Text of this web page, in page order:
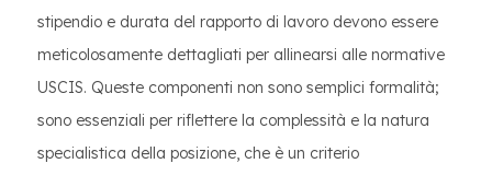
stipendio e durata del rapporto di lavoro devono essere
meticolosamente dettagliati per allinearsi alle normative
USCIS. Queste componenti non sono semplici formalità;
sono essenziali per riflettere la complessità e la natura
specialistica della posizione, che è un criterio